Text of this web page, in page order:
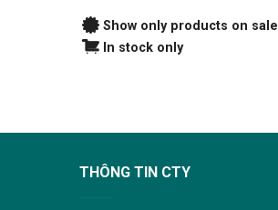
Show only products on sale
In stock only
THÔNG TIN CTY